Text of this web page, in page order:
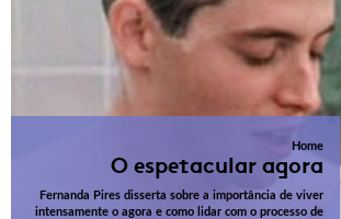
Home
O espetacular agora
Fernanda Pires disserta sobre a importância de viver
intensamente o agora e como lidar com o processo de